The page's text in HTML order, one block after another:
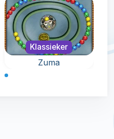
Zuma
Klassieker